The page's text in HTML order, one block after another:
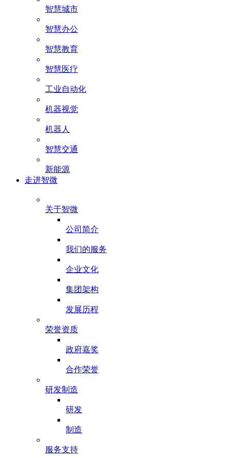
智慧城市
智慧办公
智慧教育
智慧医疗
工业自动化
机器视觉
机器人
智慧交通
新能源
走进智微
关于智微
公司简介
我们的服务
企业文化
集团架构
发展历程
荣誉资质
政府嘉奖
合作荣誉
研发制造
研发
制造
服务支持